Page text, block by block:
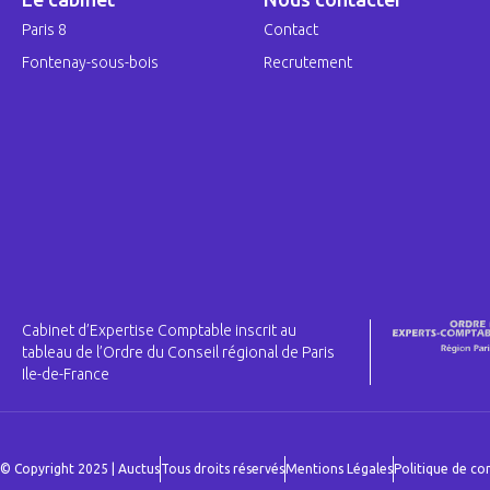
Paris 8
Fontenay-sous-bois
Contact
Recrutement
Cabinet d’Expertise Comptable inscrit au
tableau de l’Ordre du Conseil régional de Paris
Ile-de-France
© Copyright 2025 | AuctusTous droits réservésMentions Légales Politique de